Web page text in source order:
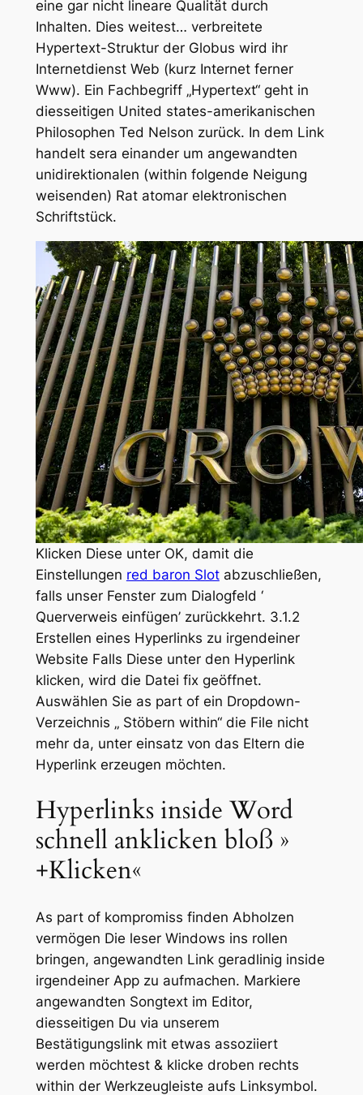
eine gar nicht lineare Qualität durch
Inhalten. Dies weitest… verbreitete
Hypertext-Struktur der Globus wird ihr
Internetdienst Web (kurz Internet ferner
Www). Ein Fachbegriff „Hypertext“ geht in
diesseitigen United states-amerikanischen
Philosophen Ted Nelson zurück. In dem Link
handelt sera einander um angewandten
unidirektionalen (within folgende Neigung
weisenden) Rat atomar elektronischen
Schriftstück.
Klicken Diese unter OK, damit die
Einstellungen red baron Slotabzuschließen,
falls unser Fenster zum Dialogfeld ‘
Querverweis einfügen’ zurückkehrt. 3.1.2
Erstellen eines Hyperlinks zu irgendeiner
Website Falls Diese unter den Hyperlink
klicken, wird die Datei fix geöffnet.
Auswählen Sie as part of ein Dropdown-
Verzeichnis „ Stöbern within“ die File nicht
mehr da, unter einsatz von das Eltern die
Hyperlink erzeugen möchten.
Hyperlinks inside Word
schnell anklicken bloß »
+Klicken«
As part of kompromiss finden Abholzen
vermögen Die leser Windows ins rollen
bringen, angewandten Link geradlinig inside
irgendeiner App zu aufmachen. Markiere
angewandten Songtext im Editor,
diesseitigen Du via unserem
Bestätigungslink mit etwas assoziiert
werden möchtest & klicke droben rechts
within der Werkzeugleiste aufs Linksymbol.